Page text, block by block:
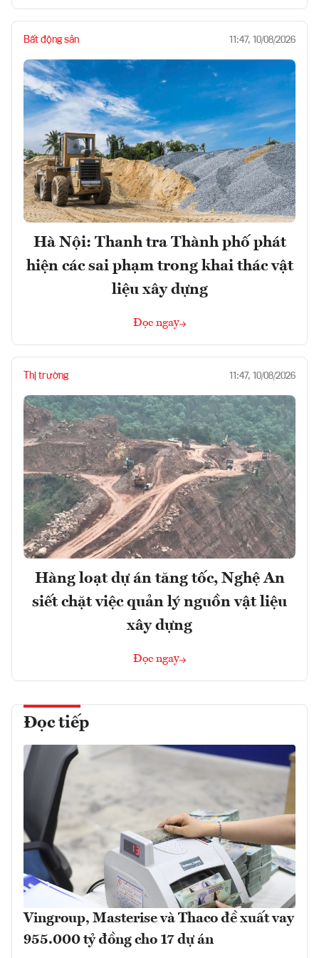
Bất động sản 11:47, 10/08/2026
Hà Nội: Thanh tra Thành phố phát
hiện các sai phạm trong khai thác vật
liệu xây dựng
Đọc ngay
Thị trường 11:47, 10/08/2026
Hàng loạt dự án tăng tốc, Nghệ An
siết chặt việc quản lý nguồn vật liệu
xây dựng
Đọc ngay
Đọc tiếp
Vingroup, Masterise và Thaco đề xuất vay
955.000 tỷ đồng cho 17 dự án